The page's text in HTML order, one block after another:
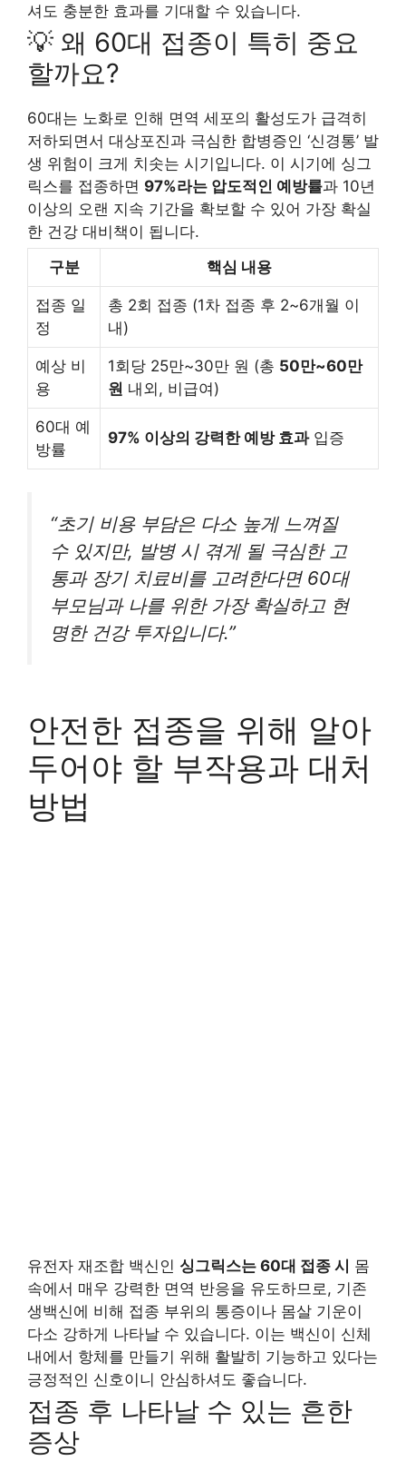
셔도 충분한 효과를 기대할 수 있습니다.
💡 왜 60대 접종이 특히 중요
할까요?
60대는 노화로 인해 면역 세포의 활성도가 급격히
저하되면서 대상포진과 극심한 합병증인 ‘신경통’ 발
생 위험이 크게 치솟는 시기입니다. 이 시기에 싱그
릭스를 접종하면 97%라는 압도적인 예방률과 10년
이상의 오랜 지속 기간을 확보할 수 있어 가장 확실
한 건강 대비책이 됩니다.
구분
핵심 내용
접종 일
정
총 2회 접종 (1차 접종 후 2~6개월 이
내)
예상 비
용
1회당 25만~30만 원 (총 50만~60만
원 내외, 비급여)
60대 예
방률
97% 이상의 강력한 예방 효과입증
“초기 비용 부담은 다소 높게 느껴질
수 있지만, 발병 시 겪게 될 극심한 고
통과 장기 치료비를 고려한다면 60대
부모님과 나를 위한 가장 확실하고 현
명한 건강 투자입니다.”
안전한 접종을 위해 알아
두어야 할 부작용과 대처
방법
유전자 재조합 백신인 싱그릭스는 60대 접종 시 몸
속에서 매우 강력한 면역 반응을 유도하므로, 기존
생백신에 비해 접종 부위의 통증이나 몸살 기운이
다소 강하게 나타날 수 있습니다. 이는 백신이 신체
내에서 항체를 만들기 위해 활발히 기능하고 있다는
긍정적인 신호이니 안심하셔도 좋습니다.
접종 후 나타날 수 있는 흔한
증상